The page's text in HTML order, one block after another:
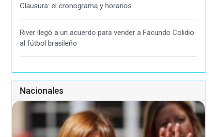
Clausura: el cronograma y horarios
River llegó a un acuerdo para vender a Facundo Colidio
al fútbol brasileño
Nacionales